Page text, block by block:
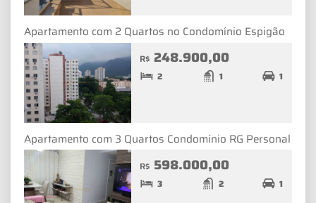
Apartamento com 2 Quartos no Condomínio Espigão
R$ 248.900,00
2 1 1
Apartamento com 3 Quartos Condomínio RG Personal
R$ 598.000,00
3 2 1